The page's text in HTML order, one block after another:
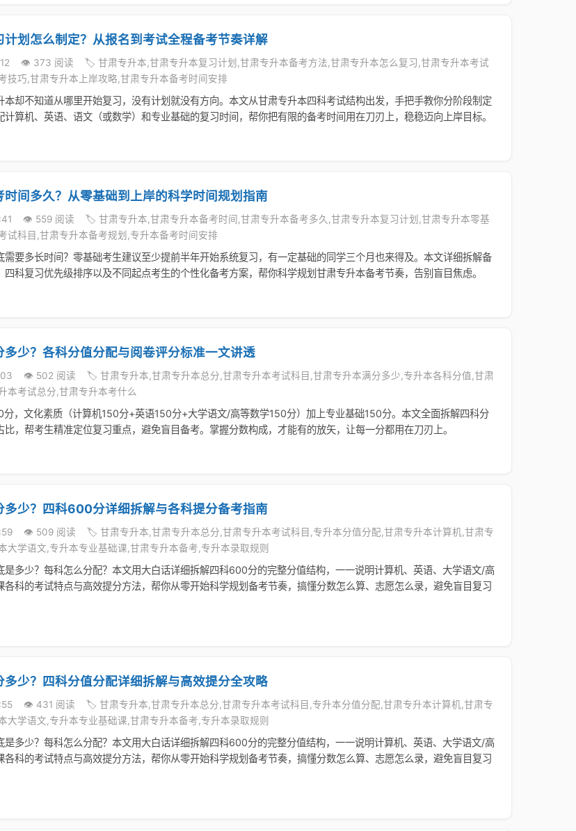
计划怎么制定？从报名到考试全程备考节奏详解
👁️ 373 阅读
🏷️ 甘肃专升本,甘肃专升本复习计划,甘肃专升本备考方法,甘肃专升本怎么复习,甘肃专升本考试
技巧,甘肃专升本上岸攻略,甘肃专升本备考时间安排
本却不知道从哪里开始复习，没有计划就没有方向。本文从甘肃专升本四科考试结构出发，手把手教你分阶段制定
计算机、英语、语文（或数学）和专业基础的复习时间，帮你把有限的备考时间用在刀刃上，稳稳迈向上岸目标。
时间多久？从零基础到上岸的科学时间规划指南
👁️ 559 阅读
🏷️ 甘肃专升本,甘肃专升本备考时间,甘肃专升本备考多久,甘肃专升本复习计划,甘肃专升本零基
试科目,甘肃专升本备考规划,专升本备考时间安排
需要多长时间？零基础考生建议至少提前半年开始系统复习，有一定基础的同学三个月也来得及。本文详细拆解备
四科复习优先级排序以及不同起点考生的个性化备考方案，帮你科学规划甘肃专升本备考节奏，告别盲目焦虑。
多少？各科分值分配与阅卷评分标准一文讲透
👁️ 502 阅读
🏷️ 甘肃专升本,甘肃专升本总分,甘肃专升本考试科目,甘肃专升本满分多少,专升本各科分值,甘肃
本考试总分,甘肃专升本考什么
，文化素质（计算机150分+英语150分+大学语文/高等数学150分）加上专业基础150分。本文全面拆解四科分
比，帮考生精准定位复习重点，避免盲目备考。掌握分数构成，才能有的放矢，让每一分都用在刀刃上。
多少？四科600分详细拆解与各科提分备考指南
👁️ 509 阅读
🏷️ 甘肃专升本,甘肃专升本总分,甘肃专升本考试科目,专升本分值分配,甘肃专升本计算机,甘肃专
大学语文,专升本专业基础课,甘肃专升本备考,专升本录取规则
是多少？每科怎么分配？本文用大白话详细拆解四科600分的完整分值结构，一一说明计算机、英语、大学语文/高
各科的考试特点与高效提分方法，帮你从零开始科学规划备考节奏，搞懂分数怎么算、志愿怎么录，避免盲目复习
多少？四科分值分配详细拆解与高效提分全攻略
👁️ 431 阅读
🏷️ 甘肃专升本,甘肃专升本总分,甘肃专升本考试科目,专升本分值分配,甘肃专升本计算机,甘肃专
大学语文,专升本专业基础课,甘肃专升本备考,专升本录取规则
是多少？每科怎么分配？本文用大白话详细拆解四科600分的完整分值结构，一一说明计算机、英语、大学语文/高
各科的考试特点与高效提分方法，帮你从零开始科学规划备考节奏，搞懂分数怎么算、志愿怎么录，避免盲目复习